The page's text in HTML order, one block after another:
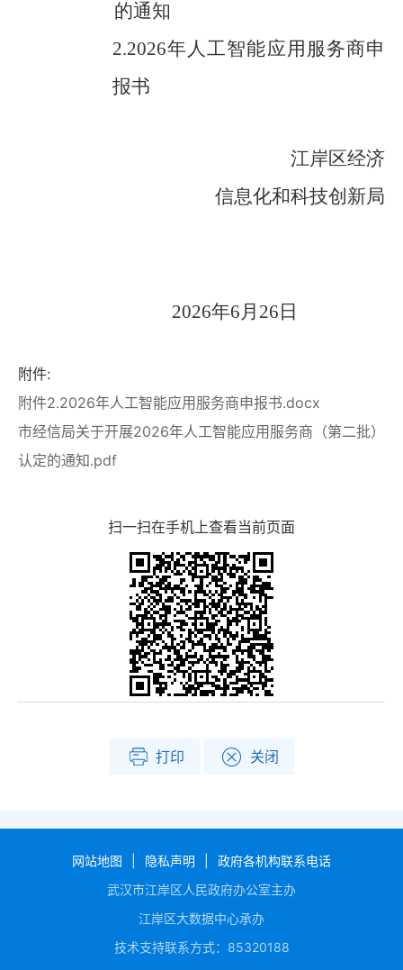
的通知
2.2026年人工智能应用服务商申
报书
江岸区经济
信息化和科技创新局
2026年6月 26 日
附件:
附件2.2026年人工智能应用服务商申报书.docx
市经信局关于开展2026年人工智能应用服务商（第二批）
认定的通知.pdf
扫一扫在手机上查看当前页面
打印 关闭
网站地图 隐私声明
政府各机构联系电话
武汉市江岸区人民政府办公室主办
江岸区大数据中心承办
技术支持联系方式：85320188